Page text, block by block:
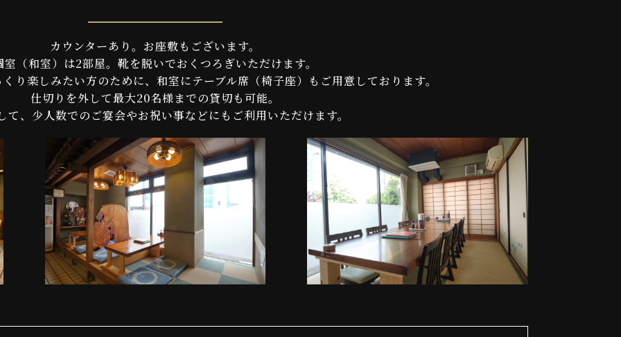
カウンターあり。お座敷もございます。
室（和室）は2部屋。靴を脱いでおくつろぎいただけます。
り楽しみたい方のために、和室にテーブル席（椅子座）もご用意しております。
仕切りを外して最大20名様までの貸切も可能。
て、少人数でのご宴会やお祝い事などにもご利用いただけます。